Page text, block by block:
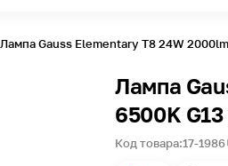
Лампа Gauss Elementary T8 24W
Лампа
6500K
Код товара:17-1986